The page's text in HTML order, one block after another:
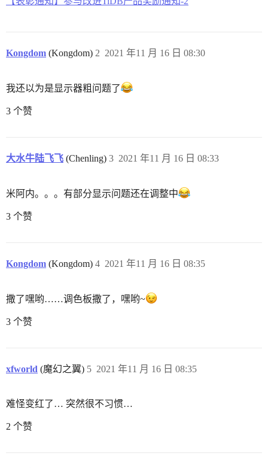
Kongdom (Kongdom) 2021 年11 月 16 日 08:30
2
我还以为是显示器粗问题了
3 个赞
大水牛陆飞飞 (Chenling) 2021 年11 月 16 日 08:33
3
米阿内。。。有部分显示问题还在调整中
3 个赞
Kongdom (Kongdom) 2021 年11 月 16 日 08:35
4
撒了嘿哟……调色板撒了，嘿哟~
3 个赞
xfworld (魔幻之翼) 2021 年11 月 16 日 08:35
5
难怪变红了… 突然很不习惯…
2 个赞